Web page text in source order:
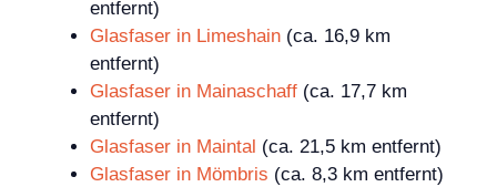
entfernt)
Glasfaser in Limeshain (ca. 16,9 km
entfernt)
Glasfaser in Mainaschaff (ca. 17,7 km
entfernt)
Glasfaser in Maintal (ca. 21,5 km entfernt)
Glasfaser in Mömbris (ca. 8,3 km entfernt)